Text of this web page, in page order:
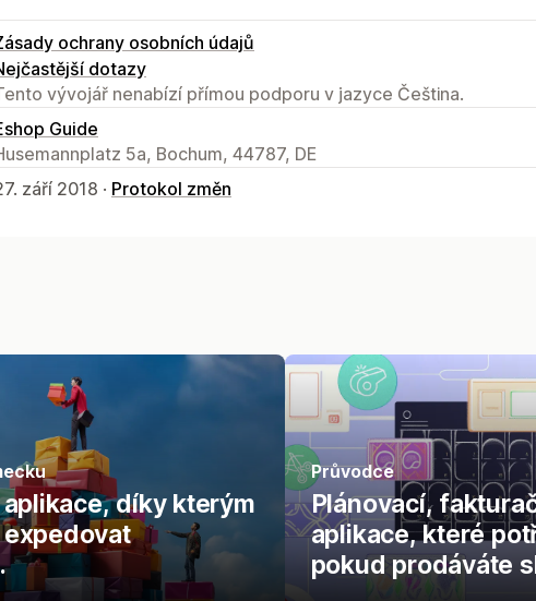
ochrany osobních údajů
dotazy
vývojář nenabízí přímou podporu v jazyce Čeština.
Guide
5a, Bochum, 44787, DE
září 2018 · Protokol změn
díky kterým
Průvodce
Plánovací,
aplikace, které
pokud prodáváte